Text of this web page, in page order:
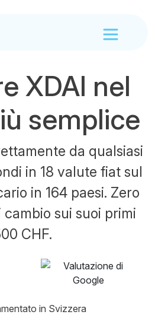
XDAI nel
semplice
da qualsiasi
in 18 valute fiat sul
in 164 paesi. Zero
cambio sui suoi primi
CHF.
in Svizzera